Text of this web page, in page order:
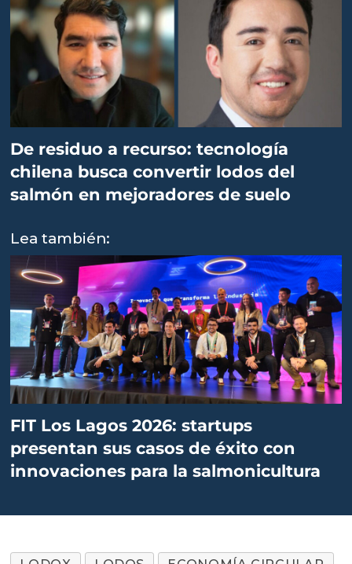
De residuo a recurso: tecnología
chilena busca convertir lodos del
salmón en mejoradores de suelo
Lea también:
FIT Los Lagos 2026: startups
presentan sus casos de éxito con
innovaciones para la salmonicultura